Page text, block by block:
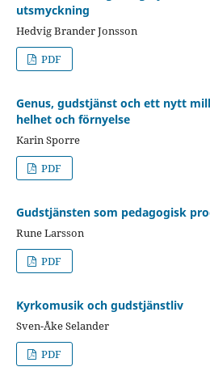
utsmyckning
Hedvig Brander Jonsson
PDF
Genus, gudstjänst och ett nytt
helhet och förnyelse
Karin Sporre
PDF
Gudstjänsten som pedagogisk
Rune Larsson
PDF
Kyrkomusik och gudstjänstliv
Sven-Åke Selander
PDF